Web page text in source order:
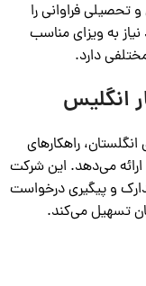
فراوانی را
نیاز به ویزای مناسب
دارد.
انگلیس
راهکارهای
ارائه می‌دهد. این شرکت
و پیگیری درخواست
تسهیل می‌کند.